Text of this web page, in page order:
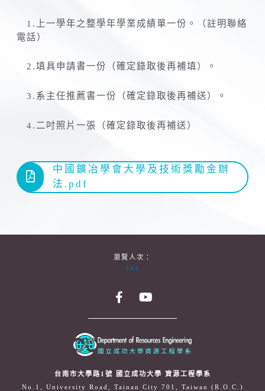
1.上一學年之整學年學業成績單一份。（註明聯絡
電話）
2.填具申請書一份（確定錄取後再補填）。
3.系主任推薦書一份（確定錄取後再補送）。
4.二吋照片一張（確定錄取後再補送）
中國鑛冶學會大學及技術獎勵金辦
法.pdf
瀏覽人次：
144
台南市大學路1號 國立成功大學 資源工程學系
No.1, University Road, Tainan City 701, Taiwan (R.O.C.)